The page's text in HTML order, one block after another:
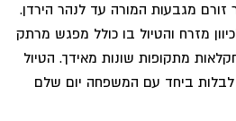
זורם מגבעות המורה עד לנהר הירדן.
מזרח והטיול בו כולל מפגש מרתק
מתקופות שונות מאידך. הטיול
לבלות ביחד עם המשפחה יום שלם